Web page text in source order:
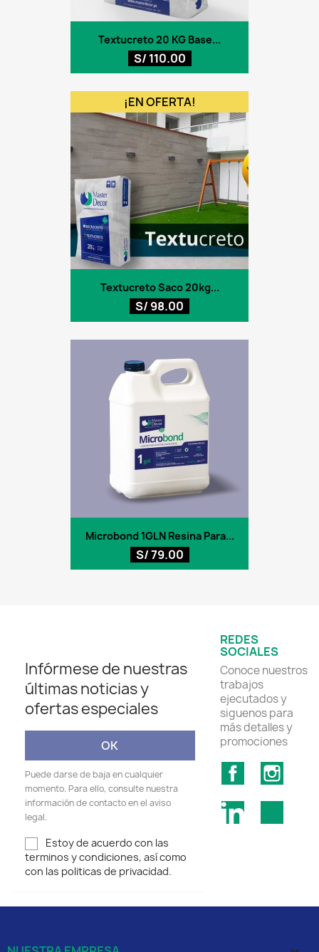
Textucreto 20 KG Base...
S/ 110.00
Textucreto Saco 20kg...
S/ 98.00
¡EN OFERTA!
Microbond 1GLN Resina Para...
S/ 79.00
Infórmese de nuestras
últimas noticias y
ofertas especiales
Puede darse de baja en cualquier
momento. Para ello, consulte nuestra
información de contacto en el aviso
legal.
Estoy de acuerdo con las
terminos y condiciones, así como
con las politicas de privacidad.
REDES
SOCIALES
Conoce nuestros
trabajos
ejecutados y
siguenos para
más detalles y
promociones
Facebook
LinkedIn